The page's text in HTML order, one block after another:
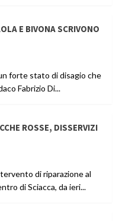
E BIVONA SCRIVONO
forte stato di disagio che
Fabrizio Di...
ROSSE, DISSERVIZI
di riparazione al
di Sciacca, da ieri...